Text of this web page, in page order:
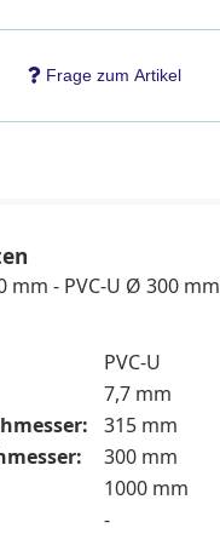
Frage zum Artikel
mm - PVC-U Ø 300 mm
PVC-U
7,7 mm
315 mm
300 mm
1000 mm
-